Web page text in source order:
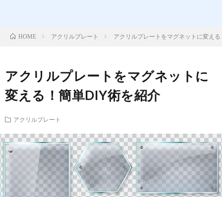
キ
ホ
ル
ダ
ル
タ
ン
ド
リ
ブ
ロ
ッ
ル
プ
レ
ズ
全
般
HOME アクリルプレート アクリルプレートをマグネットに変え
アクリルプレートをマグネットに
変える！簡単DIY術を紹介
アクリルプレート